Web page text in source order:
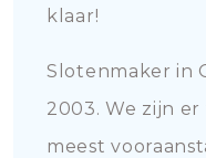
klaar!
Slotenmaker in
2003. We zijn
meest